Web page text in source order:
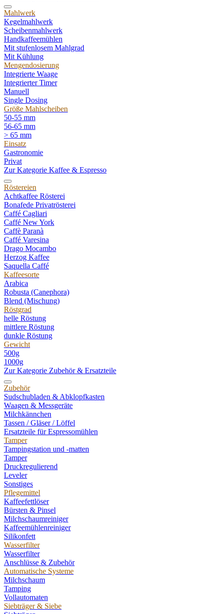
Mahlwerk
Kegelmahlwerk
Scheibenmahlwerk
Handkaffeemühlen
Mit stufenlosem Mahlgrad
Mit Kühlung
Mengendosierung
Integrierte Waage
Integrierter Timer
Manuell
Single Dosing
Größe Mahlscheiben
50-55 mm
56-65 mm
> 65 mm
Einsatz
Gastronomie
Privat
Zur Kategorie Kaffee & Espresso
Röstereien
Achtkaffee Rösterei
Bonafede Privatrösterei
Caffé Cagliari
Caffé New York
Caffè Paranà
Caffé Varesina
Drago Mocambo
Herzog Kaffee
Saquella Caffé
Kaffeesorte
Arabica
Robusta (Canephora)
Blend (Mischung)
Röstgrad
helle Röstung
mittlere Röstung
dunkle Röstung
Gewicht
500g
1000g
Zur Kategorie Zubehör & Ersatzteile
Zubehör
Sudschubladen & Abklopfkasten
Waagen & Messgeräte
Milchkännchen
Tassen / Gläser / Löffel
Ersatzteile für Espressomühlen
Tamper
Tampingstation und -matten
Tamper
Druckregulierend
Leveler
Sonstiges
Pflegemittel
Kaffeefettlöser
Bürsten & Pinsel
Milchschaumreiniger
Kaffeemühlenreiniger
Silikonfett
Wasserfilter
Wasserfilter
Anschlüsse & Zubehör
Automatische Systeme
Milchschaum
Tamping
Vollautomaten
Siebträger & Siebe